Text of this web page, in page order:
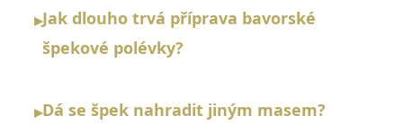
▸Jak dlouho trvá příprava bavorské
špekové polévky?
▸Dá se špek nahradit jiným masem?